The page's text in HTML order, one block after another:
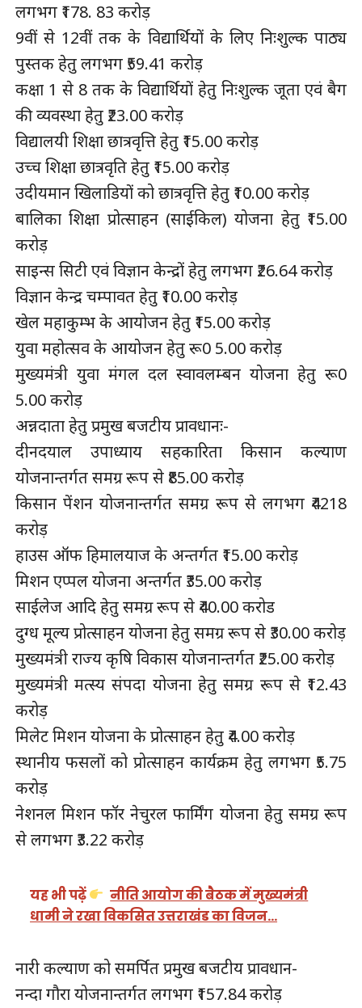
लगभग ₹178. 83 करोड़
9वीं से 12वीं तक के विद्यार्थियों के लिए निःशुल्क पाठ्य
पुस्तक हेतु लगभग ₹59.41 करोड़
कक्षा 1 से 8 तक के विद्यार्थियों हेतु निःशुल्क जूता एवं बैग
की व्यवस्था हेतु ₹23.00 करोड़
विद्यालयी शिक्षा छात्रवृत्ति हेतु ₹15.00 करोड़
उच्च शिक्षा छात्रवृति हेतु ₹15.00 करोड़
उदीयमान खिलाडियों को छात्रवृत्ति हेतु ₹10.00 करोड़
बालिका शिक्षा प्रोत्साहन (साईकिल) योजना हेतु ₹15.00
करोड़
साइन्स सिटी एवं विज्ञान केन्द्रों हेतु लगभग ₹26.64 करोड़
विज्ञान केन्द्र चम्पावत हेतु ₹10.00 करोड़
खेल महाकुम्भ के आयोजन हेतु ₹15.00 करोड़
युवा महोत्सव के आयोजन हेतु रू0 5.00 करोड़
मुख्यमंत्री युवा मंगल दल स्वावलम्बन योजना हेतु रू0
5.00 करोड़
अन्नदाता हेतु प्रमुख बजटीय प्रावधानः-
दीनदयाल उपाध्याय सहकारिता किसान कल्याण
योजनान्तर्गत समग्र रूप से ₹85.00 करोड़
किसान पेंशन योजनान्तर्गत समग्र रूप से लगभग ₹4218
करोड़
हाउस ऑफ हिमालयाज के अन्तर्गत ₹15.00 करोड़
मिशन एप्पल योजना अन्तर्गत ₹35.00 करोड़
साईलेज आदि हेतु समग्र रूप से ₹40.00 करोड
दुग्ध मूल्य प्रोत्साहन योजना हेतु समग्र रूप से ₹30.00 करोड़
मुख्यमंत्री राज्य कृषि विकास योजनान्तर्गत ₹25.00 करोड़
मुख्यमंत्री मत्स्य संपदा योजना हेतु समग्र रूप से ₹12.43
करोड़
मिलेट मिशन योजना के प्रोत्साहन हेतु ₹4.00 करोड़
स्थानीय फसलों को प्रोत्साहन कार्यक्रम हेतु लगभग ₹5.75
करोड़
नेशनल मिशन फॉर नेचुरल फार्मिंग योजना हेतु समग्र रूप
से लगभग ₹3.22 करोड़
यह भी पढ़ें
नीति आयोग की बैठक में मुख्यमंत्री
धामी ने रखा विकसित उत्तराखंड का विजन…
नारी कल्याण को समर्पित प्रमुख बजटीय प्रावधान-
नन्दा गौरा योजनान्तर्गत लगभग ₹157.84 करोड़